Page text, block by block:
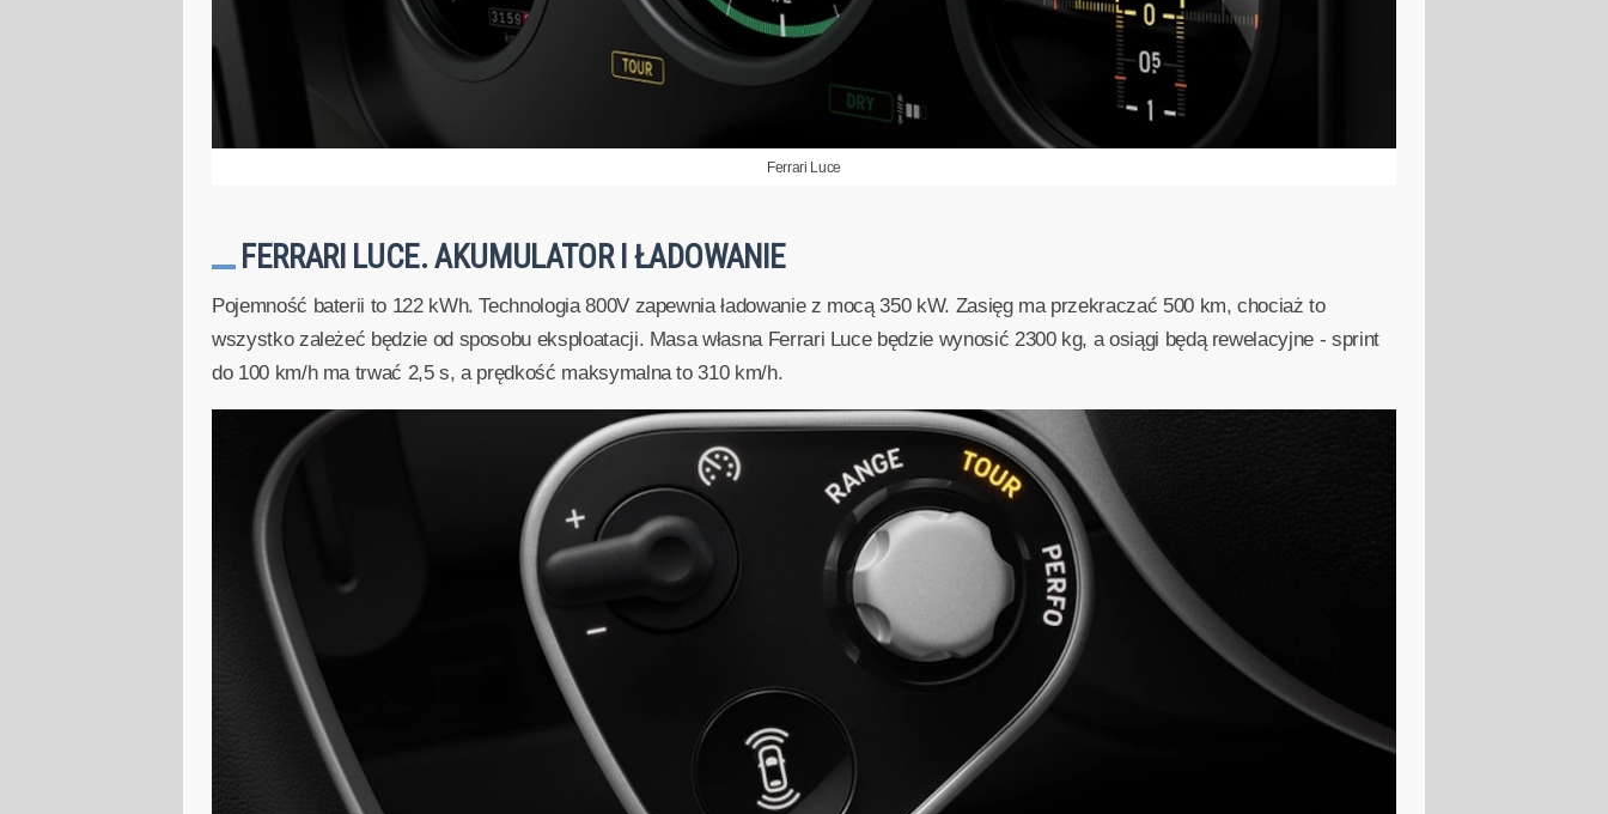
Ferrari Luce
FERRARI LUCE. AKUMULATOR I ŁADOWANIE
Pojemność baterii to 122 kWh. Technologia 800V zapewnia ładowanie z mocą 350 kW. Zasięg ma przekraczać 500 km, chociaż to
wszystko zależeć będzie od sposobu eksploatacji. Masa własna Ferrari Luce będzie wynosić 2300 kg, a osiągi będą rewelacyjne - sprint
do 100 km/h ma trwać 2,5 s, a prędkość maksymalna to 310 km/h.